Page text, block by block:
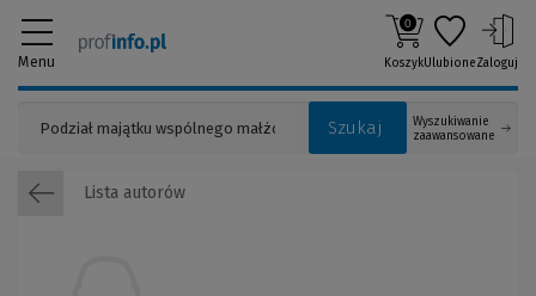
Menu
Szukaj
Wyszukiwanie
zaawansowane
0
KoszykUlubioneZaloguj
Lista autorów